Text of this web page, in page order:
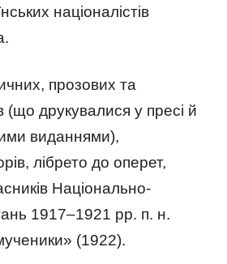
націоналістів
прозових та
(що друкувалися у пресі й
виданнями),
лібрето до оперет,
Національно-
1917–1921 рр. п. н.
(1922).